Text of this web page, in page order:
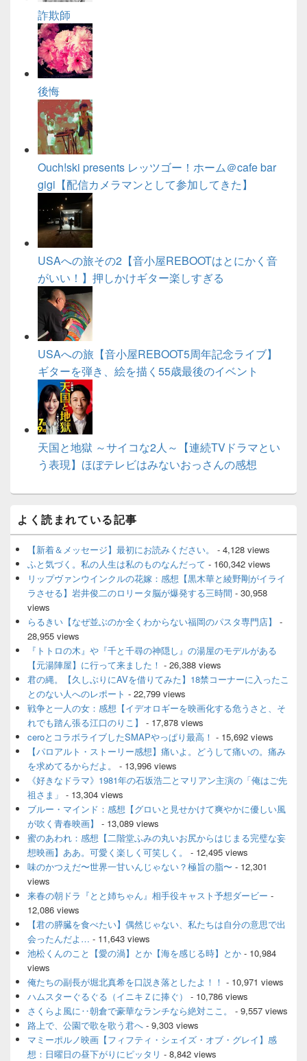
詐欺師
後悔
Ouch!ski presents レッツゴー！ホーム＠cafe bar
gigi【配信カメラマンとして参加してきた】
USAへの旅その2【音小屋REBOOTはとにかく音
がいい！】押しかけギター楽しすぎる
USAへの旅【音小屋REBOOT5周年記念ライブ】
ギターを弾き、絵を描く55歳最後のイベント
天国と地獄 ～サイコな2人～【連続TVドラマとい
う表現】ほぼテレビはみないおっさんの感想
ン
サ
イ
バ
ィ
ェ
エ
ア
よく読まれている記事
【新着＆メッセージ】最初にお読みください。
- 4,128 views
ふと気づく。私の人生は私のものなんだって - 160,342 views
リップヴァンウインクルの花嫁：感想【黒木華と綾野剛がイライ
ラさせる】岩井俊二のロリータ脳が爆発する三時間 - 30,958
views
らるきい【なぜ並ぶのか全くわからない福岡のパスタ専門店】
-
28,955 views
『トトロの木』や『千と千尋の神隠し』の湯屋のモデルがある
【元湯陣屋】に行って来ました！ - 26,388 views
君の縄。【久しぶりにAVを借りてみた】18禁コーナーに入ったこ
とのない人へのレポート - 22,799 views
戦争と一人の女：感想【イデオロギーを映画化する危うさと、そ
れでも踏ん張る江口のりこ】
- 17,878 views
ceroとコラボライブしたSMAPやっぱり最高！ - 15,692 views
【パロアルト・ストーリー感想】痛いよ。どうして痛いの。痛み
を求めてるからだよ。
- 13,996 views
《好きなドラマ》1981年の石坂浩二とマリアン主演の「俺はご先
祖さま」 - 13,304 views
ブルー・マインド：感想【グロいと見せかけて爽やかに優しい風
が吹く青春映画】
- 13,089 views
蜜のあわれ：感想【二階堂ふみの丸いお尻からはじまる完璧な妄
想映画】ああ。可愛く楽しく可笑しく。
- 12,495 views
味のかつえだ〜世界一甘いんじゃない？極旨の脂〜 - 12,301
views
来春の朝ドラ『とと姉ちゃん』相手役キャスト予想ダービー -
12,086 views
【君の膵臓を食べたい】偶然じゃない、私たちは自分の意思で出
会ったんだよ… - 11,643 views
池松くんのこと【愛の渦】とか【海を感じる時】とか - 10,984
views
俺たちの副長が堀北真希を口説き落としたよ！！ - 10,971 views
ハムスターぐるぐる（イニキＺに捧ぐ）
- 10,786 views
さくらよ風に‥朝倉で豪華なランチなら絶対ここ。
- 9,557 views
路上で、公園で歌を歌う君へ - 9,303 views
マミーポルノ映画【フィフティ・シェイズ・オブ・グレイ】感
想：日曜日の昼下がりにピッタリ - 8,842 views